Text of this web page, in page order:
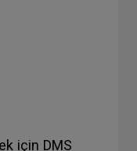
için DMS